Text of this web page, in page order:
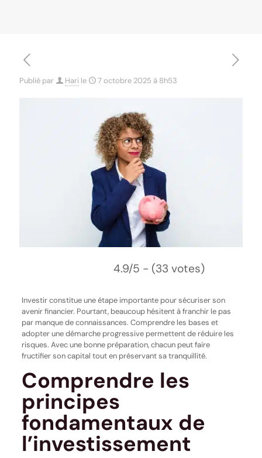
Publié par Hari le 7 octobre 2025 à 8h53
4.9/5 - (33 votes)
Investir constitue une étape importante pour sécuriser son
avenir financier. Pourtant, beaucoup hésitent à franchir le pas
par manque de connaissances. Comprendre les bases et
adopter une démarche progressive permettent de réduire les
risques. Avec une bonne préparation, chacun peut faire
fructifier son capital tout en préservant sa tranquillité.
Comprendre les
principes
fondamentaux de
l’investissement